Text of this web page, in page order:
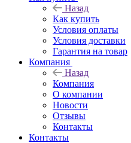
Назад
Как купить
Условия оплаты
Условия доставки
Гарантия на товар
Компания
Назад
Компания
О компании
Новости
Отзывы
Контакты
Контакты